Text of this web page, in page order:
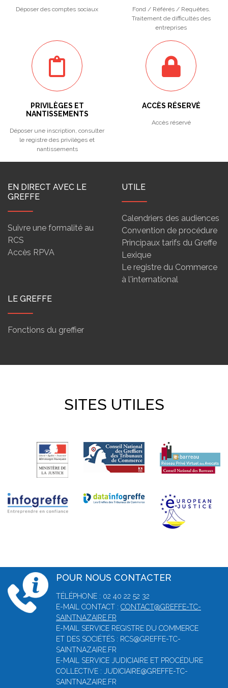
Déposer des comptes sociaux
Fond / Référés / Requêtes.
Traitement de difficultés des
entreprises
PRIVILÈGES ET
NANTISSEMENTS
Déposer une inscription, consulter
le registre des privilèges et
nantissements
ACCÈS RÉSERVÉ
Accès réservé
EN DIRECT AVEC LE
GREFFE
Suivre une formalité au
RCS
Accès RPVA
UTILE
Calendriers des audiences
Convention de procédure
Principaux tarifs du Greffe
Lexique
Le registre du Commerce
à l'international
LE GREFFE
Fonctions du greffier
SITES UTILES
POUR NOUS CONTACTER
TÉLÉPHONE : 02 40 22 52 32
E-MAIL CONTACT : CONTACT@GREFFE-TC-
SAINTNAZAIRE.FR
E-MAIL SERVICE REGISTRE DU COMMERCE
ET DES SOCIÉTÉS : RCS@GREFFE-TC-
SAINTNAZAIRE.FR
E-MAIL SERVICE JUDICIAIRE ET PROCÉDURE
COLLECTIVE : JUDICIAIRE@GREFFE-TC-
SAINTNAZAIRE.FR